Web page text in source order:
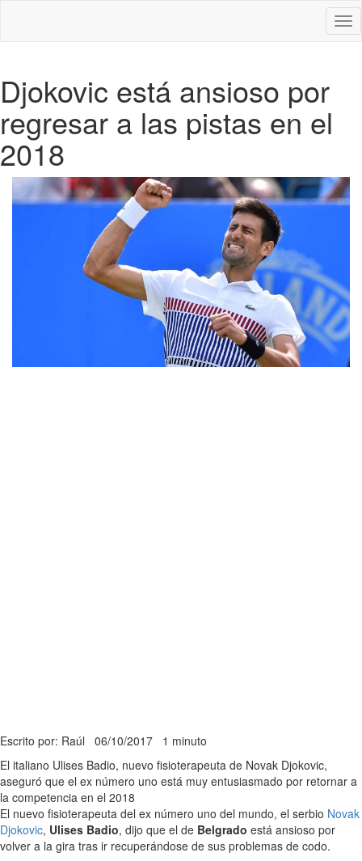
Djokovic está ansioso por
regresar a las pistas en el
2018
Escrito por: Raúl 06/10/2017 1 minuto
El italiano Ulises Badio, nuevo fisioterapeuta de Novak Djokovic,
aseguró que el ex número uno está muy entusiasmado por retornar a
la competencia en el 2018
El nuevo fisioterapeuta del ex número uno del mundo, el serbio Novak
Djokovic, Ulises Badio, dijo que el de Belgrado está ansioso por
volver a la gira tras ir recuperándose de sus problemas de codo.